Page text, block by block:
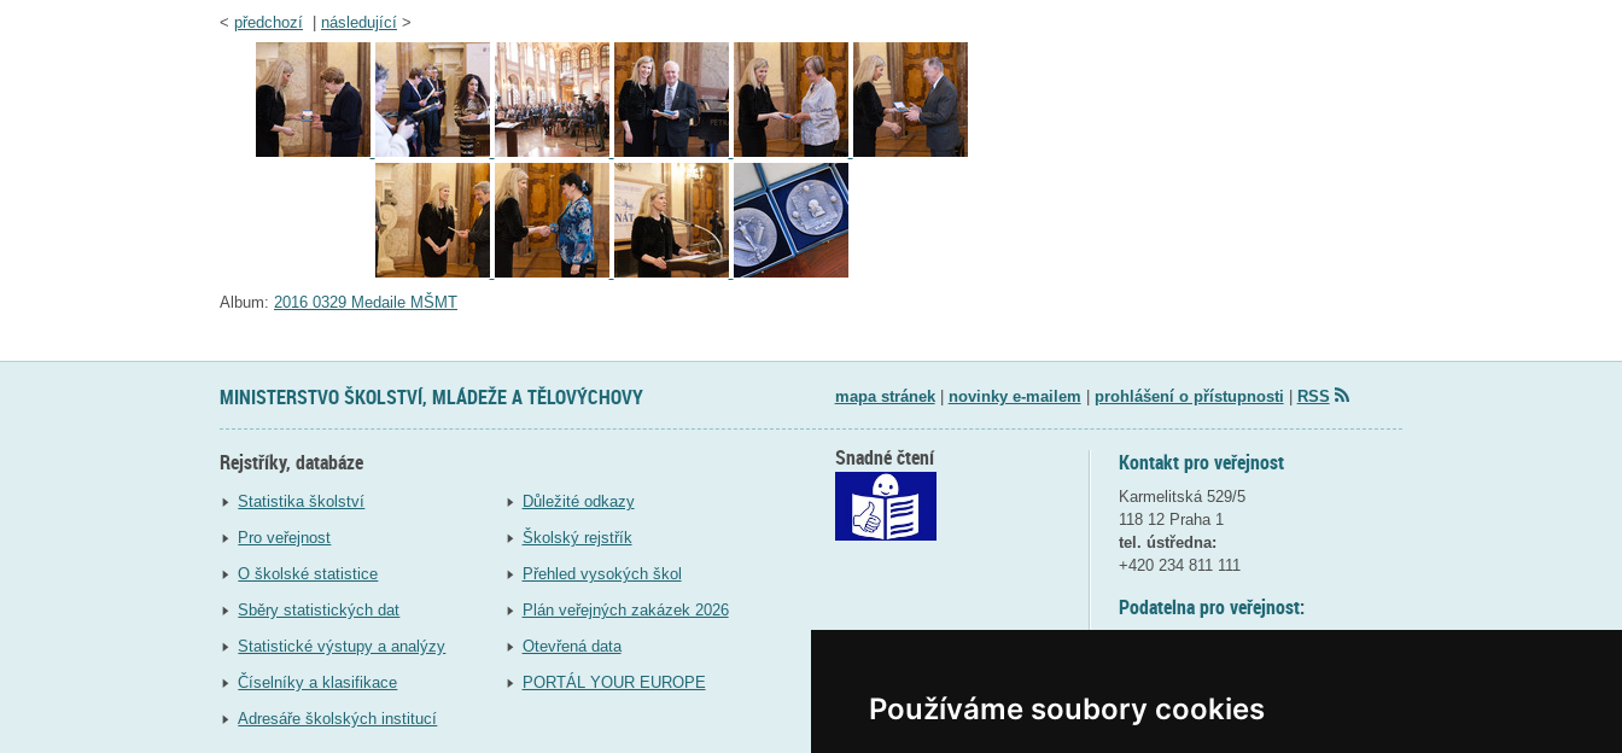
Používáme soubory cookies
< předchozí následující >
Album: 2016 0329 Medaile MŠMT
MINISTERSTVO ŠKOLSTVÍ, MLÁDEŽE A TĚLOVÝCHOVY mapa stránek| novinky e-mailem prohlášení o přístupnosti RSS
Rejstříky, databáze
Statistika školství
Pro veřejnost
O školské statistice
Sběry statistických dat
Statistické výstupy a analýzy
Číselníky a klasifikace
Adresáře školských institucí
Důležité odkazy
Školský rejstřík
Přehled vysokých škol
Plán veřejných zakázek 2026
Otevřená data
PORTÁL YOUR EUROPE
Kontakt pro veřejnost
Karmelitská 529/5
118 12 Praha 1
tel. ústředna:
+420 234 811 111
Podatelna pro veřejnost:
Snadné čtení